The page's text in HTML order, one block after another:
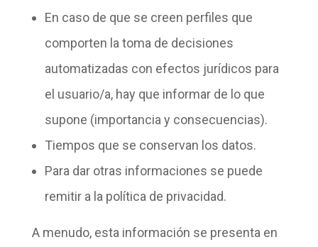
En caso de que se creen perfiles que
comporten la toma de decisiones
automatizadas con efectos jurídicos para
el usuario/a, hay que informar de lo que
supone (importancia y consecuencias).
Tiempos que se conservan los datos.
Para dar otras informaciones se puede
remitir a la política de privacidad.
A menudo, esta información se presenta en